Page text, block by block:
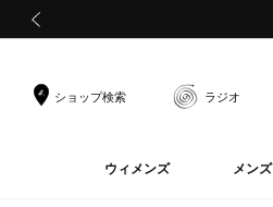
ショップ検索 ラジオ
ウィメンズ メンズ